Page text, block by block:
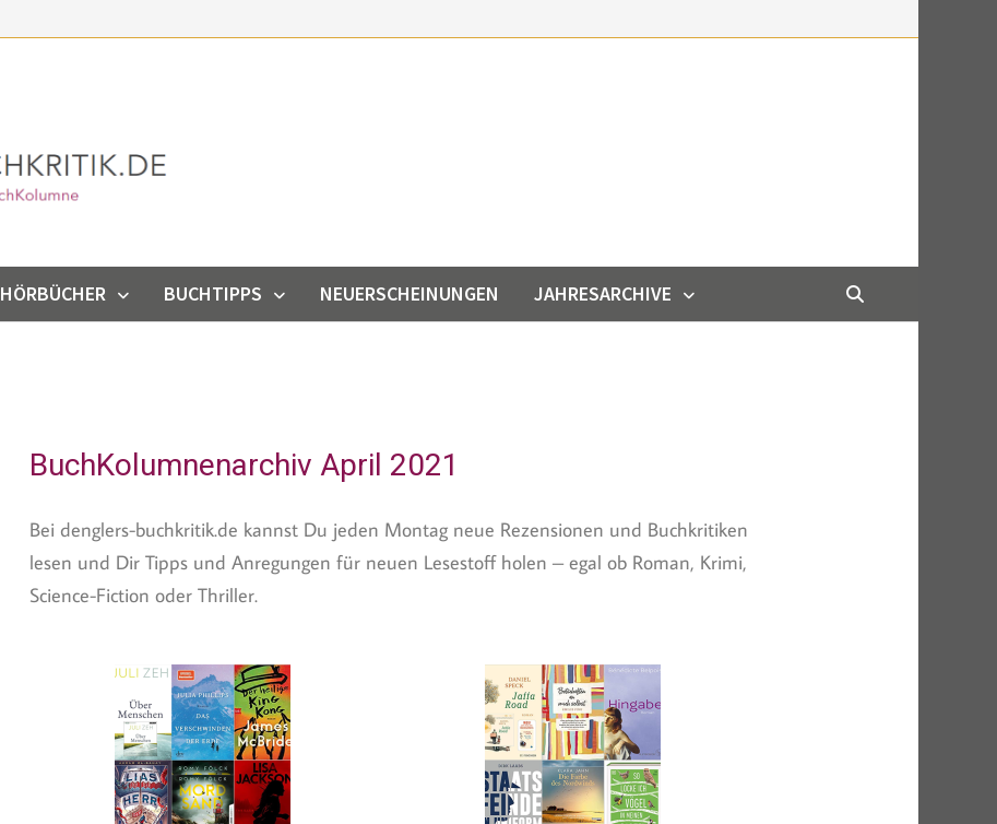
HÖRBÜCHER BUCHTIPPS NEUERSCHEINUNGEN JAHRESARCHIVE
BuchKolumnenarchiv April 2021
Bei denglers-buchkritik.de kannst Du jeden Montag neue Rezensionen und Buchkritiken
lesen und Dir Tipps und Anregungen für neuen Lesestoff holen – egal ob Roman, Krimi,
Science-Fiction oder Thriller.